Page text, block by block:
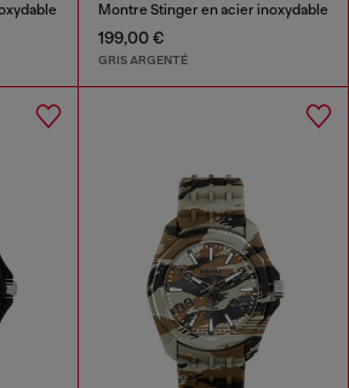
Montre Stinger en acier inoxydable
199,00 €
GRIS ARGENTÉ